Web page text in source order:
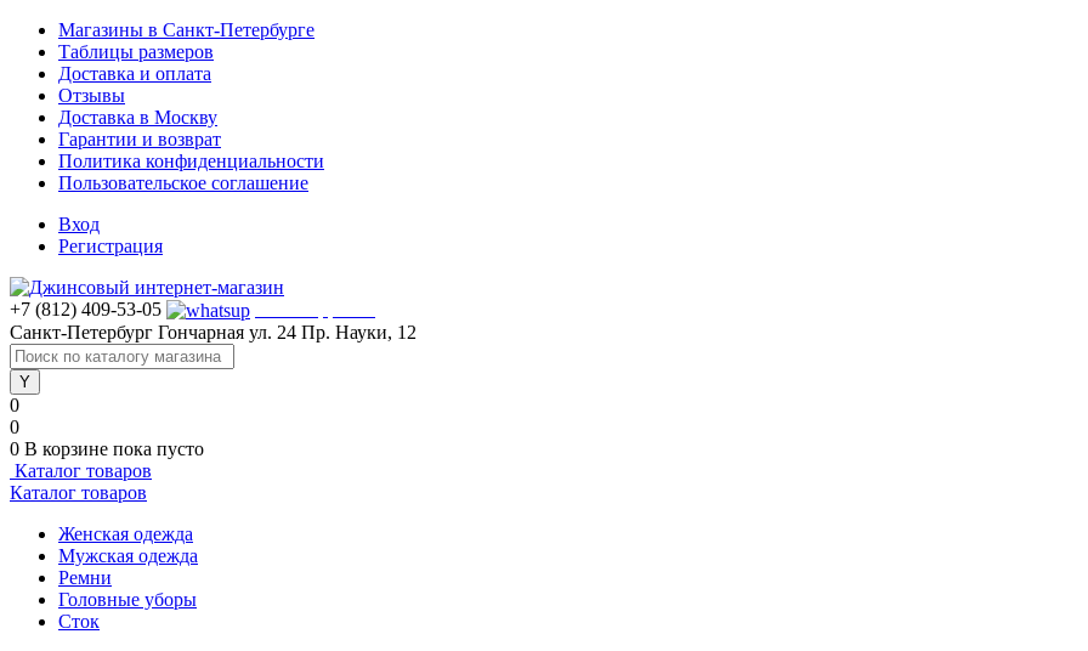
Магазины в Санкт-Петербурге
Таблицы размеров
Доставка и оплата
Отзывы
Доставка в Москву
Гарантии и возврат
Политика конфиденциальности
Пользовательское соглашение
Вход
Регистрация
+7 (812) 409-53-05
Санкт-Петербург Гончарная ул. 24 Пр. Науки, 12
0
0
0 В корзине пока пусто
Каталог товаров
Каталог товаров
Женская одежда
Мужская одежда
Ремни
Головные уборы
Сток